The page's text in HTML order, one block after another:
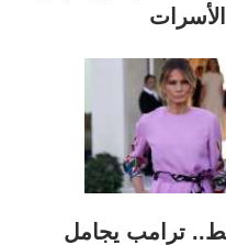
فقط.. ترامب يجامل